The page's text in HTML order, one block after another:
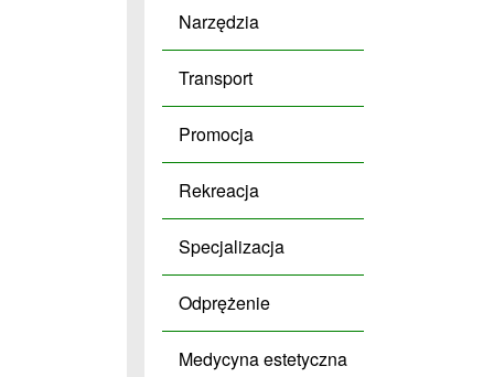
Narzędzia
Transport
Promocja
Rekreacja
Specjalizacja
Odprężenie
Medycyna estetyczna